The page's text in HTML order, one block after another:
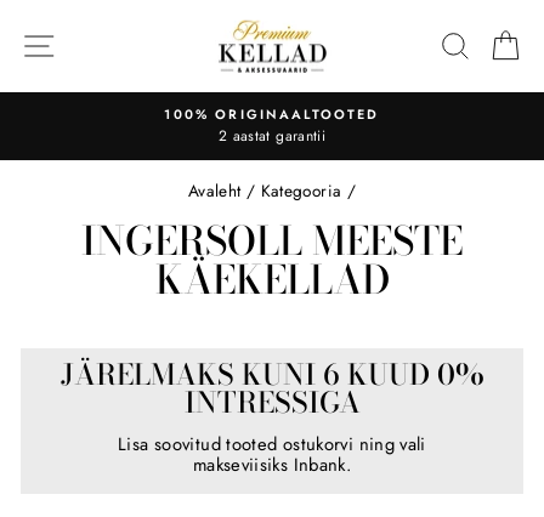
sisu
OTSI
100% ORIGINAALTOOTED
2 aastat garantii
Avaleht / Kategooria /
INGERSOLL MEESTE
KÄEKELLAD
JÄRELMAKS KUNI 6 KUUD 0%
INTRESSIGA
Lisa soovitud tooted ostukorvi ning vali
makseviisiks Inbank.